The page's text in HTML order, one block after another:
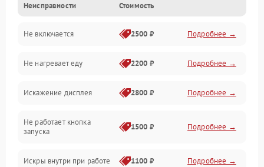
Дверца и корпус
Механика и внутренние элементы
Механические повреждения
Питание и запуск
Нагрев и приготовление
Программное обеспечение
Неисправности Стоимость
Не включается 2500 ₽ Подробнее →
Не нагревает еду 2200 ₽ Подробнее →
Искажение дисплея 2800 ₽ Подробнее →
Не работает кнопка
запуска
1500 ₽ Подробнее →
Искры внутри при работе 1100 ₽ Подробнее →